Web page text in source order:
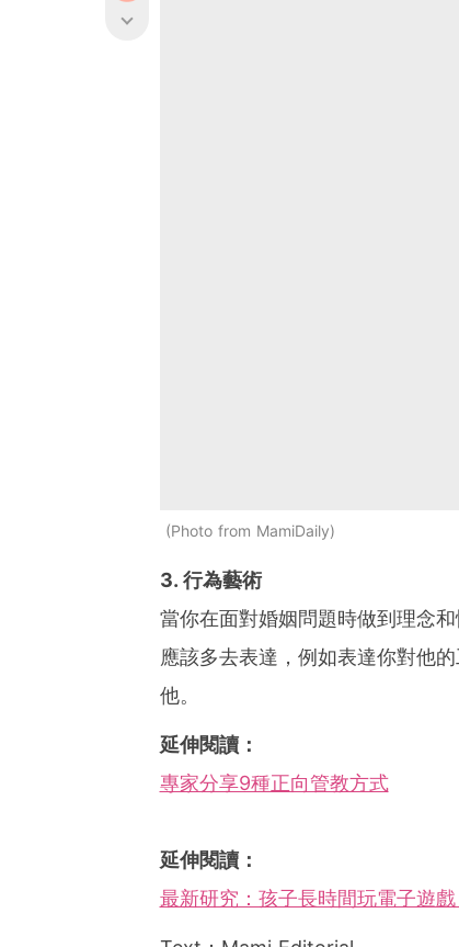
Photo from MamiDaily
3. 行為藝術
當你在面對婚姻問題時做到理念
應該多去表達，例如表達你對他
他。
延伸閱讀：
專家分享9種正向管教方式
延伸閱讀：
最新研究：孩子長時間玩電子遊戲